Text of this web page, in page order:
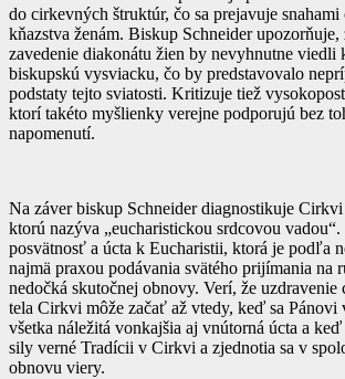
do cirkevných štruktúr, čo sa prejavuje
kňazstva ženám. Biskup Schneider upozorňuje,
zavedenie diakonátu žien by nevyhnutne viedli
biskupskú vysviacku, čo by predstavovalo
podstaty tejto sviatosti. Kritizuje tiež
ktorí takéto myšlienky verejne podporujú bez
napomenutí.
Na záver biskup Schneider diagnostikuje
ktorú nazýva „eucharistickou srdcovou
posvätnosť a úcta k Eucharistii, ktorá je podľa
najmä praxou podávania svätého prijímania na
nedočká skutočnej obnovy. Verí, že uzdravenie
tela Cirkvi môže začať až vtedy, keď sa Pánovi
všetka náležitá vonkajšia aj vnútorná úcta a
sily verné Tradícii v Cirkvi a zjednotia sa v
obnovu viery.